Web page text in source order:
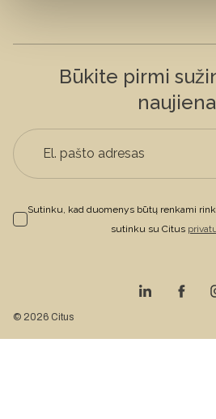
Būkite pirmi
Sutinku, kad duomenys būtų renkami
sutinku su Citus
© 2026 Citus